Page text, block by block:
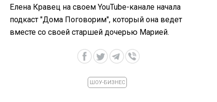
Елена Кравец на своем YouTube-канале начала
подкаст "Дома Поговорим", который она ведет
вместе со своей старшей дочерью Марией.
ШОУ-БИЗНЕС